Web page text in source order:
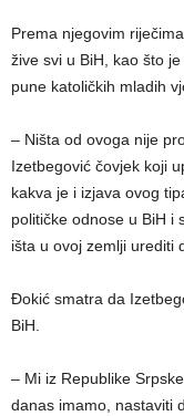
Prema njegovim
žive svi u BiH, kao što
pune katoličkih mladih
– Ništa od ovoga nije
Izetbegović čovjek koji
kakva je i izjava ovog
političke odnose u BiH i
išta u ovoj zemlji urediti
Đokić smatra da
BiH.
– Mi iz Republike
danas imamo, nastaviti